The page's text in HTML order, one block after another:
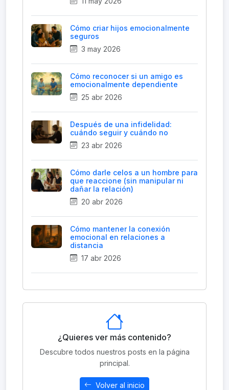
Cómo criar hijos emocionalmente
seguros
3 may 2026
Cómo reconocer si un amigo es
emocionalmente dependiente
25 abr 2026
Después de una infidelidad:
cuándo seguir y cuándo no
23 abr 2026
Cómo darle celos a un hombre para
que reaccione (sin manipular ni
dañar la relación)
20 abr 2026
Cómo mantener la conexión
emocional en relaciones a
distancia
17 abr 2026
¿Quieres ver más contenido?
Descubre todos nuestros posts en la página
principal.
Volver al inicio